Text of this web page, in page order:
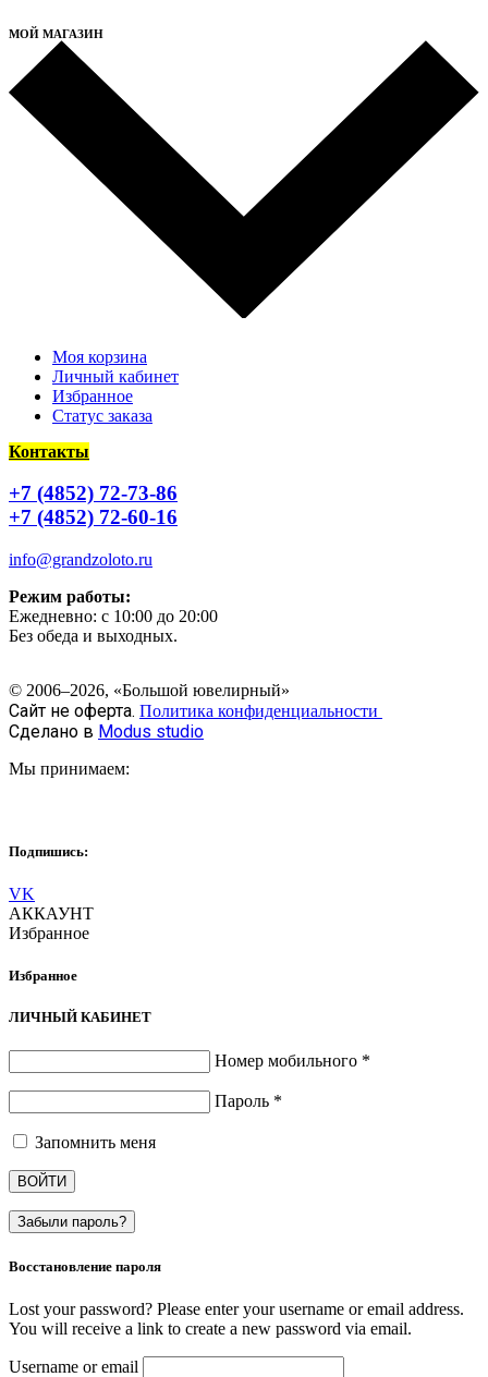
МОЙ МАГАЗИН
Моя корзина
Личный кабинет
Избранное
Статус заказа
Контакты
+7 (4852) 72-73-86
+7 (4852) 72-60-16
info@grandzoloto.ru
Режим работы:
Ежедневно: с 10:00 до 20:00
Без обеда и выходных.
© 2006–2026, «Большой ювелирный»
Сайт не оферта. Политика конфиденциальности
Сделано в Modus studio
Мы принимаем:
Подпишись:
VK
АККАУНТ
Избранное
Избранное
ЛИЧНЫЙ КАБИНЕТ
Номер мобильного *
Пароль *
Запомнить меня
ВОЙТИ
Забыли пароль?
Восстановление пароля
Lost your password? Please enter your username or email address.
You will receive a link to create a new password via email.
Username or email